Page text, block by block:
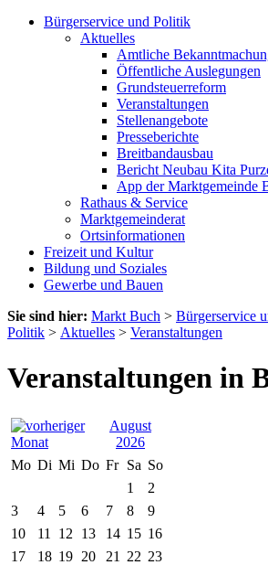
Bürgerservice und Politik
Aktuelles
Amtliche
Öffentliche Auslegungen
Grundsteuerreform
Veranstaltungen
Stellenangebote
Presseberichte
Breitbandausbau
Bericht Neubau Kita
App der Marktgemeinde
Rathaus & Service
Marktgemeinderat
Ortsinformationen
Freizeit und Kultur
Bildung und Soziales
Gewerbe und Bauen
Sie sind hier: Markt Buch > Bürgerservice
Politik > Aktuelles > Veranstaltungen
Veranstaltungen in
August
2026
Mo Di Mi Do Fr Sa So
1
2
3
4 5 6 7 8
9
10
11 12 13 14 15 16
17
18 19 20 21 22 23